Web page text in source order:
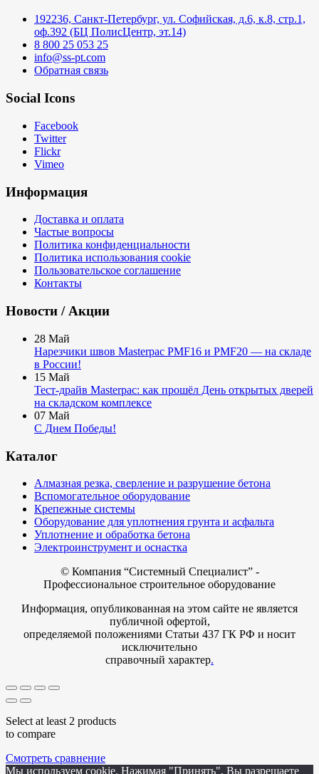
192236, Санкт-Петербург, ул. Софийская, д.6, к.8, стр.1,
оф.392 (БЦ ПолисЦентр, эт.14)
8 800 25 053 25
info@ss-pt.com
Обратная связь
Social Icons
Facebook
Twitter
Flickr
Vimeo
Информация
Доставка и оплата
Частые вопросы
Политика конфиденциальности
Политика использования cookie
Пользовательское соглашение
Контакты
Новости / Акции
28 Май
Нарезчики швов Masterpac PMF16 и PMF20 — на складе
в России!
15 Май
Тест-драйв Masterpac: как прошёл День открытых дверей
на складском комплексе
07 Май
С Днем Победы!
Каталог
Алмазная резка, сверление и разрушение бетона
Вспомогательное оборудование
Крепежные системы
Оборудование для уплотнения грунта и асфальта
Уплотнение и обработка бетона
Электроинструмент и оснастка
© Компания “Системный Специалист” -
Профессиональное строительное оборудование
Информация, опубликованная на этом сайте не является
публичной офертой,
определяемой положениями Статьи 437 ГК РФ и носит
исключительно
справочный характер.
Select at least 2 products
to compare
Смотреть сравнение
Мы используем cookie. Нажимая "Принять", Вы разрешаете